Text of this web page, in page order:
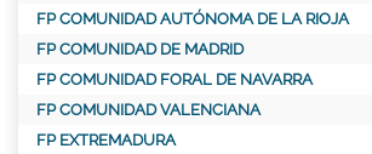
FP COMUNIDAD AUTÓNOMA DE LA RIOJA
FP COMUNIDAD DE MADRID
FP COMUNIDAD FORAL DE NAVARRA
FP COMUNIDAD VALENCIANA
FP EXTREMADURA